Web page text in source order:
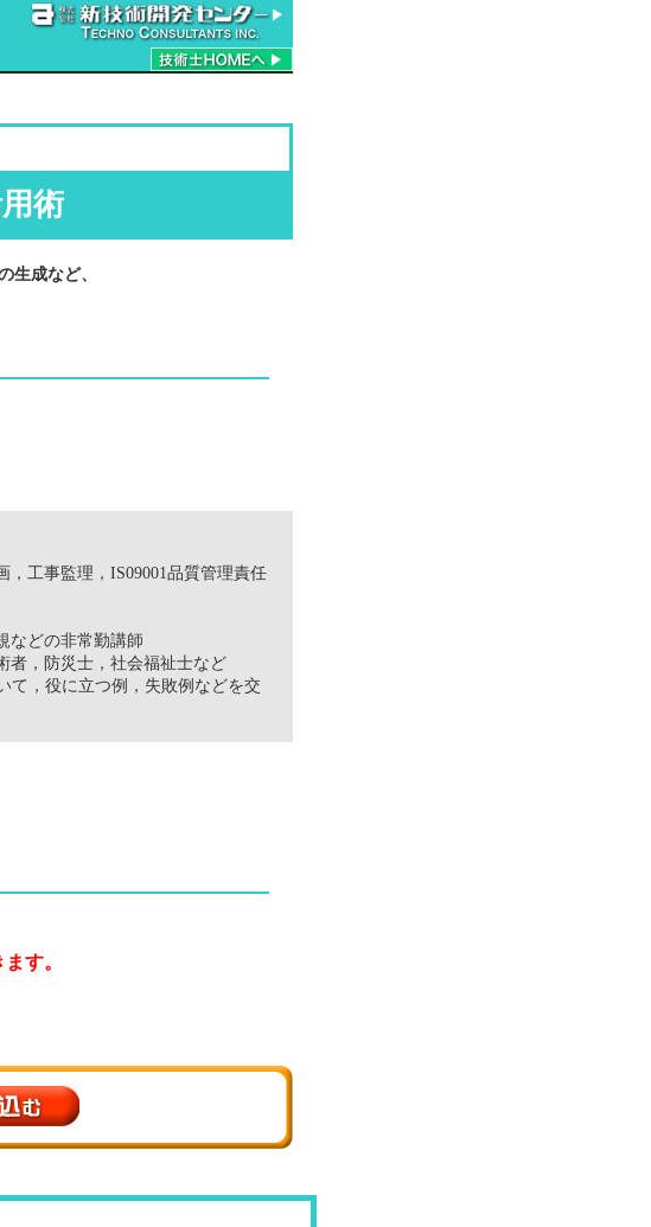
術
生成など、
工事監理，IS09001品質管理責任
などの非常勤講師
者，防災士，社会福祉士など
て，役に立つ例，失敗例などを交
す。